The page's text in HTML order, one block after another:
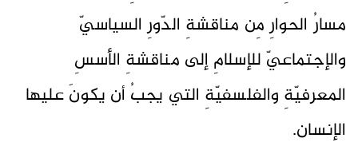
مسارُ الحوارِ مِن مناقشةِ الدّورِ السياسيّ
والإجتماعيّ للإسلامِ إلى مناقشةِ الأسسِ
المعرفيّةِ والفلسفيّةِ التي يجبُ أن يكونَ عليها
الإنسان.